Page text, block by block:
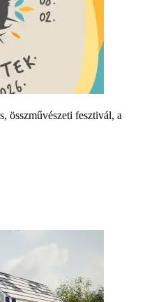
összművészeti fesztivál, a